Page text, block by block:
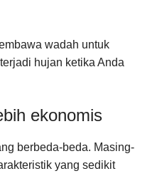
wadah untuk
hujan ketika Anda
ekonomis
berbeda-beda. Masing-
yang sedikit